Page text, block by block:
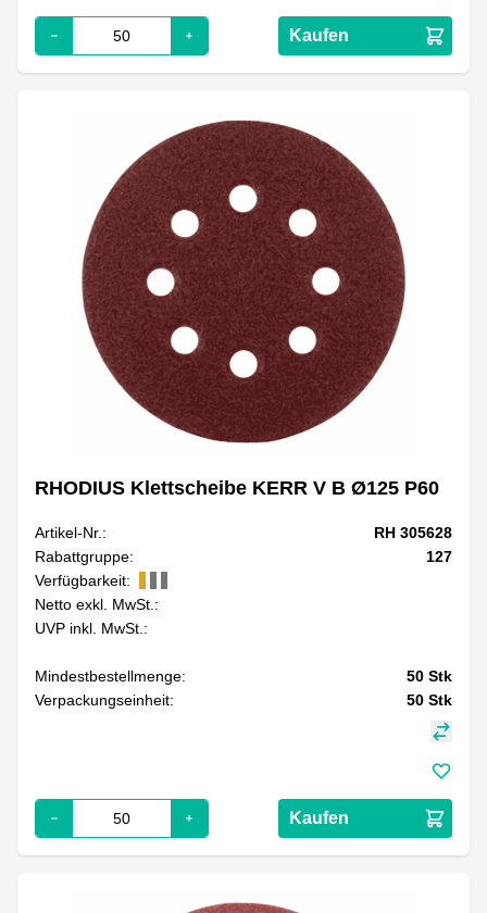
Kaufen
RHODIUS Klettscheibe KERR V B Ø125 P60
Artikel-Nr.:
RH 305628
Rabattgruppe:
127
Verfügbarkeit:
Netto exkl. MwSt.:
UVP inkl. MwSt.:
Mindestbestellmenge: 50 Stk
Verpackungseinheit:
50 Stk
Kaufen